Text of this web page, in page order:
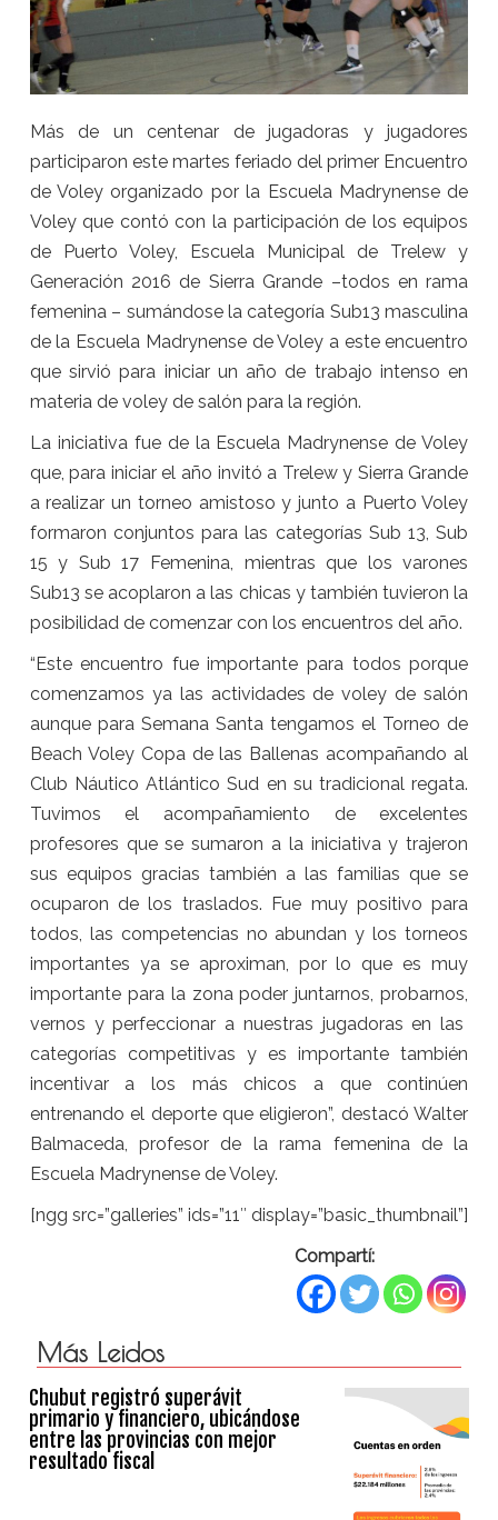
Más de un centenar de jugadoras y jugadores
participaron este martes feriado del primer Encuentro
de Voley organizado por la Escuela Madrynense de
Voley que contó con la participación de los equipos
de Puerto Voley, Escuela Municipal de Trelew y
Generación 2016 de Sierra Grande –todos en rama
femenina – sumándose la categoría Sub13 masculina
de la Escuela Madrynense de Voley a este encuentro
que sirvió para iniciar un año de trabajo intenso en
materia de voley de salón para la región.
La iniciativa fue de la Escuela Madrynense de Voley
que, para iniciar el año invitó a Trelew y Sierra Grande
a realizar un torneo amistoso y junto a Puerto Voley
formaron conjuntos para las categorías Sub 13, Sub
15 y Sub 17 Femenina, mientras que los varones
Sub13 se acoplaron a las chicas y también tuvieron la
posibilidad de comenzar con los encuentros del año.
“Este encuentro fue importante para todos porque
comenzamos ya las actividades de voley de salón
aunque para Semana Santa tengamos el Torneo de
Beach Voley Copa de las Ballenas acompañando al
Club Náutico Atlántico Sud en su tradicional regata.
Tuvimos el acompañamiento de excelentes
profesores que se sumaron a la iniciativa y trajeron
sus equipos gracias también a las familias que se
ocuparon de los traslados. Fue muy positivo para
todos, las competencias no abundan y los torneos
importantes ya se aproximan, por lo que es muy
importante para la zona poder juntarnos, probarnos,
vernos y perfeccionar a nuestras jugadoras en las
categorías competitivas y es importante también
incentivar a los más chicos a que continúen
entrenando el deporte que eligieron”, destacó Walter
Balmaceda, profesor de la rama femenina de la
Escuela Madrynense de Voley.
[ngg src=”galleries” ids=”11″ display=”basic_thumbnail”]
Compartí:
Más Leidos
Chubut registró superávit
primario y financiero, ubicándose
entre las provincias con mejor
resultado fiscal